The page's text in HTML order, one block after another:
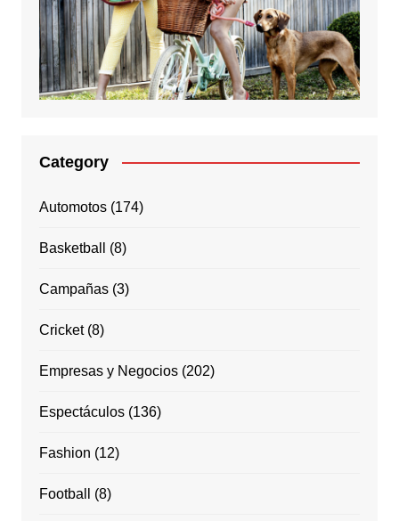
Category
Automotos(174)
Basketball (8)
Campañas(3)
Cricket(8)
Empresas y Negocios(202)
Espectáculos(136)
Fashion (12)
Football (8)